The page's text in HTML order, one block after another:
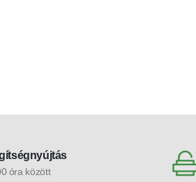
óra között